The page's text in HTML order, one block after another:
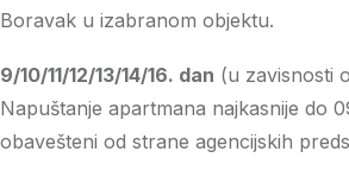
Boravak u izabranom objektu.
9/10/11/12/13/14/16. dan (u zavisnosti
Napuštanje apartmana najkasnije do
obavešteni od strane agencijskih